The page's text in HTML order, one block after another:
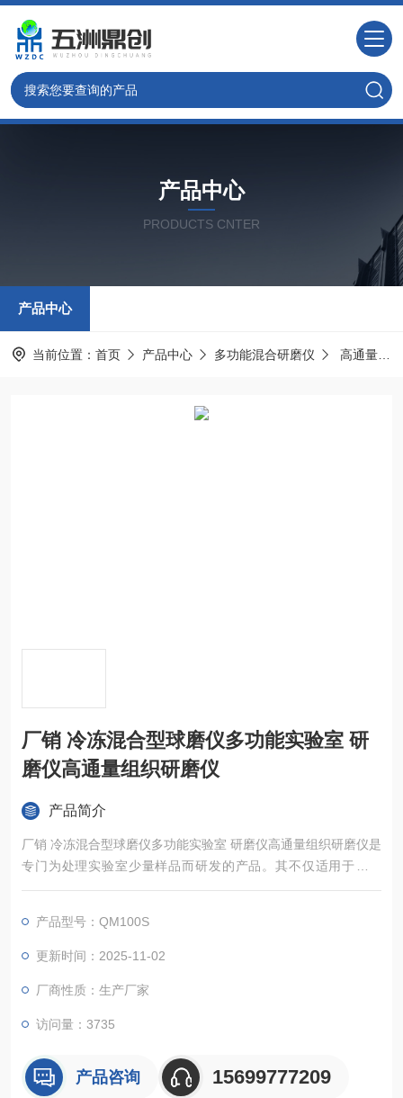
产品中心
PRODUCTS CNTER
产品中心
当前位置： 首页 产品中心 多功能混合研磨仪 高通量组织研磨仪
厂销 冷冻混合型球磨仪多功能实验室 研
磨仪高通量组织研磨仪
产品简介
厂销 冷冻混合型球磨仪多功能实验室 研磨仪高通量组织研磨仪是
专门为处理实验室少量样品而研发的产品。其不仅适用于对硬
性、中硬性和脆性样品的细粉碎和精细研磨，还适用于软性、弹
产品型号：QM100S
更新时间：2025-11-02
厂商性质：生产厂家
访问量：3735
产品咨询 15699777209